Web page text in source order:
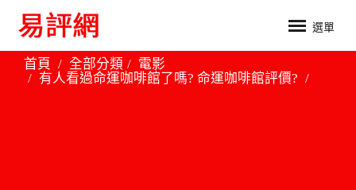
選單
首頁 全部分類
電影
有人看過命運咖啡館了嗎? 命運咖啡館評價?